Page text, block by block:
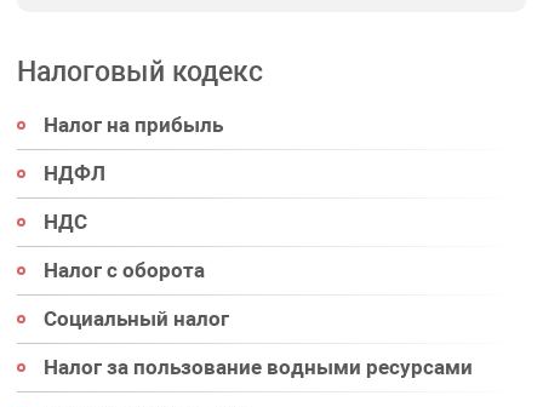
Налоговый кодекс
Налог на прибыль
НДФЛ
НДС
Налог с оборота
Социальный налог
Налог за пользование водными ресурсами